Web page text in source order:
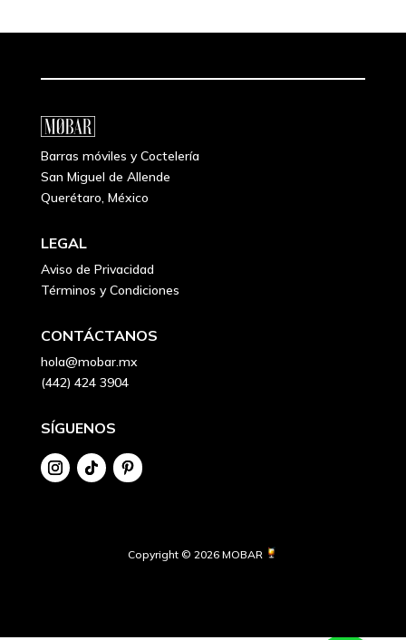
Barras móviles y Coctelería
San Miguel de Allende
Querétaro, México
LEGAL
Aviso de Privacidad
Términos y Condiciones
CONTÁCTANOS
hola@mobar.mx
(442) 424 3904
SÍGUENOS
Copyright © 2026 MOBAR